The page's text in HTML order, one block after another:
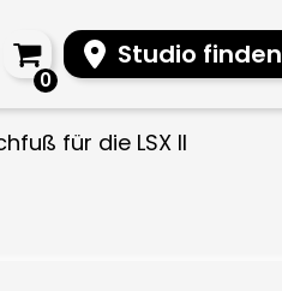
0
Studio finden
für die LSX II